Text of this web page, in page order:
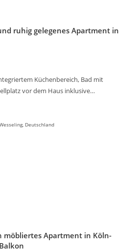
ruhig gelegenes Apartment in
Küchenbereich, Bad mit
vor dem Haus inklusive…
Deutschland
möbliertes Apartment in Köln-